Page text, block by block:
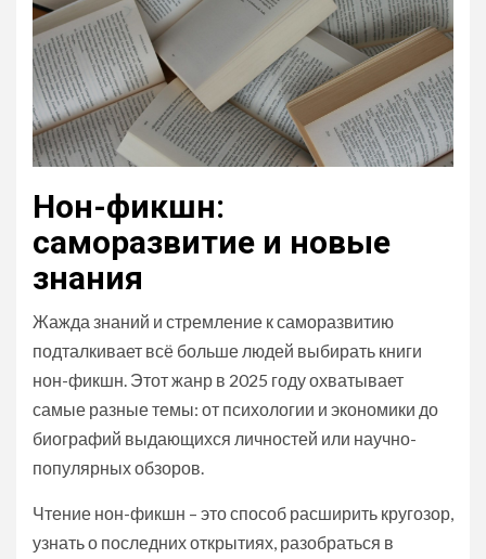
Нон-фикшн:
саморазвитие и новые
знания
Жажда знаний и стремление к саморазвитию
подталкивает всё больше людей выбирать книги
нон-фикшн. Этот жанр в 2025 году охватывает
самые разные темы: от психологии и экономики до
биографий выдающихся личностей или научно-
популярных обзоров.
Чтение нон-фикшн – это способ расширить кругозор,
узнать о последних открытиях, разобраться в